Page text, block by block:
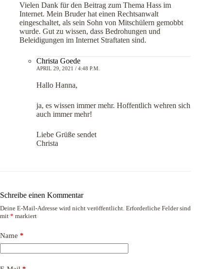
Vielen Dank für den Beitrag zum Thema Hass im
Internet. Mein Bruder hat einen Rechtsanwalt
eingeschaltet, als sein Sohn von Mitschülern gemobbt
wurde. Gut zu wissen, dass Bedrohungen und
Beleidigungen im Internet Straftaten sind.
Christa Goede
APRIL 29, 2021 / 4:48 P.M.
Hallo Hanna,
ja, es wissen immer mehr. Hoffentlich wehren sich
auch immer mehr!
Liebe Grüße sendet
Christa
Schreibe einen Kommentar
Deine E-Mail-Adresse wird nicht veröffentlicht. Erforderliche Felder sind
mit * markiert
Name *